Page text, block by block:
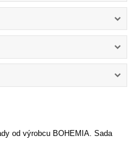
od výrobcu BOHEMIA. Sada